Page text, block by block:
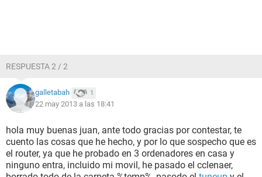
RESPUESTA 2 / 2
galletabah 1
22 may 2013 a las 18:41
hola muy buenas juan, ante todo gracias por contestar, te
cuento las cosas que he hecho, y por lo que sospecho que es
el router, ya que he probado en 3 ordenadores en casa y
ninguno entra, incluido mi movil, he pasado el cclenaer,